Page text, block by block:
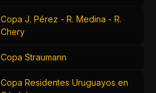
Copa J. Pérez - R. Medina - R.
Chery
Copa Straumann
Copa Residentes Uruguayos en